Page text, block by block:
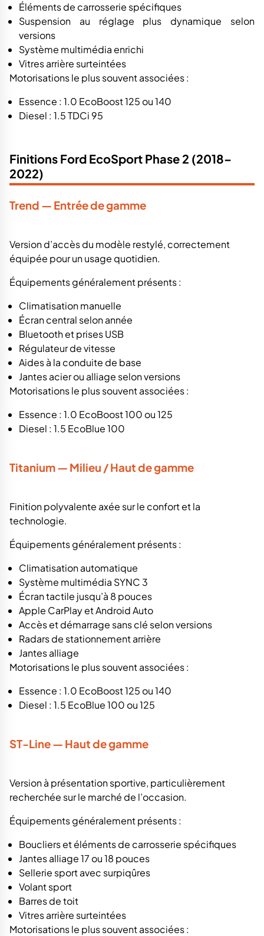
Éléments de carrosserie spécifiques
Suspension au réglage plus dynamique selon
versions
Système multimédia enrichi
Vitres arrière surteintées
Motorisations le plus souvent associées :
Essence : 1.0 EcoBoost 125 ou 140
Diesel : 1.5 TDCi 95
Finitions Ford EcoSport Phase 2 (2018–
2022)
Trend — Entrée de gamme
Version d’accès du modèle restylé, correctement
équipée pour un usage quotidien.
Équipements généralement présents :
Climatisation manuelle
Écran central selon année
Bluetooth et prises USB
Régulateur de vitesse
Aides à la conduite de base
Jantes acier ou alliage selon versions
Motorisations le plus souvent associées :
Essence : 1.0 EcoBoost 100 ou 125
Diesel : 1.5 EcoBlue 100
Titanium — Milieu / Haut de gamme
Finition polyvalente axée sur le confort et la
technologie.
Équipements généralement présents :
Climatisation automatique
Système multimédia SYNC 3
Écran tactile jusqu’à 8 pouces
Apple CarPlay et Android Auto
Accès et démarrage sans clé selon versions
Radars de stationnement arrière
Jantes alliage
Motorisations le plus souvent associées :
Essence : 1.0 EcoBoost 125 ou 140
Diesel : 1.5 EcoBlue 100 ou 125
ST-Line — Haut de gamme
Version à présentation sportive, particulièrement
recherchée sur le marché de l’occasion.
Équipements généralement présents :
Boucliers et éléments de carrosserie spécifiques
Jantes alliage 17 ou 18 pouces
Sellerie sport avec surpiqûres
Volant sport
Barres de toit
Vitres arrière surteintées
Motorisations le plus souvent associées :